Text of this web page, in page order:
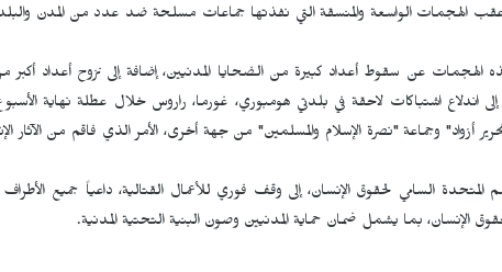
الهجمات عن سقوط أعداد كبيرة من الضحايا المدنيين، إضافة إلى نزوح أعداد
اندلاع اشتباكات لاحقة في بلدتي هومبوري، غورما، راروس خلال عطلة نهاية
أزواد" وجماعة "نصرة الإسلام والمسلمين" من جهة أخرى، الأمر الذي فاقم من الآثار
السامي لحقوق الإنسان، إلى وقف فوري للأعمال القتالية، داعياً جميع الأطراف
الإنسان، بما يشمل ضمان حماية المدنيين وصون البنية التحتية المدنية.